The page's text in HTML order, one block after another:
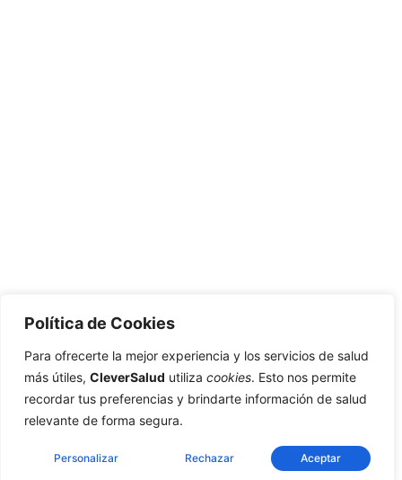
Política de Cookies
Para ofrecerte la mejor experiencia y los servicios de salud
más útiles, CleverSalud utiliza cookies. Esto nos permite
recordar tus preferencias y brindarte información de salud
relevante de forma segura.
Personalizar Rechazar Aceptar